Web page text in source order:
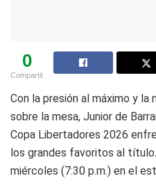
0
Compartit
Con la presión al máximo y la
sobre la mesa, Junior de
Copa Libertadores 2026
los grandes favoritos al
miércoles (7:30 p.m.) en el